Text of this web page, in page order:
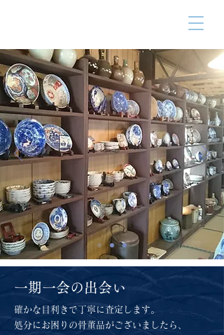
一期一会の出会い
確かな目利きで丁寧に査定します。
​処分にお困りの骨董品がございましたら、